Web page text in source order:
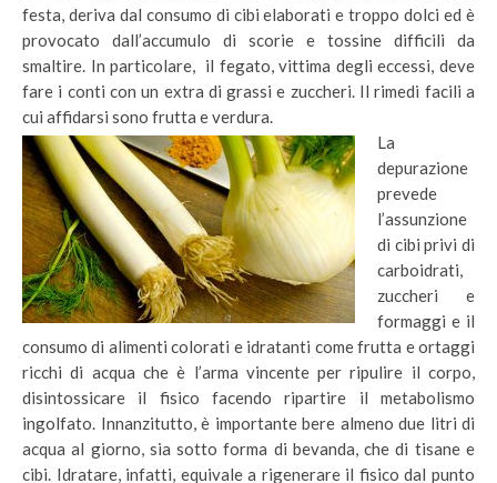
festa, deriva dal consumo di cibi elaborati e troppo dolci ed è
provocato dall’accumulo di scorie e tossine difficili da
smaltire. In particolare, il fegato, vittima degli eccessi, deve
fare i conti con un extra di grassi e zuccheri. Il rimedi facili a
cui affidarsi sono frutta e verdura.
La
depurazione
prevede
l’assunzione
di cibi privi di
carboidrati,
zuccheri e
formaggi e il
consumo di alimenti colorati e idratanti come frutta e ortaggi
ricchi di acqua che è l’arma vincente per ripulire il corpo,
disintossicare il fisico facendo ripartire il metabolismo
ingolfato. Innanzitutto, è importante bere almeno due litri di
acqua al giorno, sia sotto forma di bevanda, che di tisane e
cibi. Idratare, infatti, equivale a rigenerare il fisico dal punto